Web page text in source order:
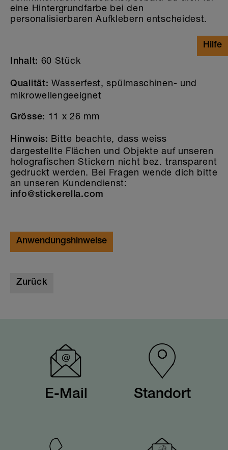
eine Hintergrundfarbe bei den
personalisierbaren Aufklebern entscheidest.
Inhalt: 60 Stück
Qualität: Wasserfest, spülmaschinen- und
mikrowellengeeignet
Grösse: 11 x 26 mm
Hinweis: Bitte beachte, dass weiss
dargestellte Flächen und Objekte auf unseren
holografischen Stickern nicht bez. transparent
gedruckt werden. Bei Fragen wende dich bitte
an unseren Kundendienst:
info@stickerella.com
Anwendungshinweise
Zurück
E-Mail Standort